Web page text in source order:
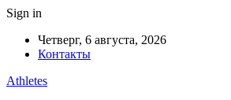
Sign in
Четверг, 6 августа, 2026
Контакты
Athletes